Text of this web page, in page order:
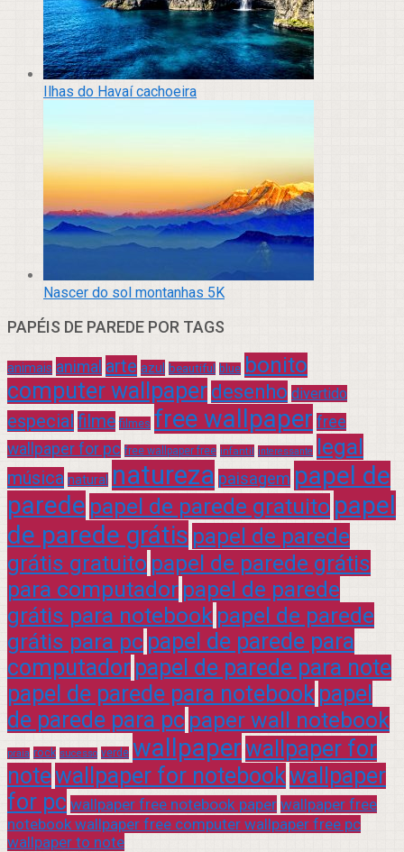
Ilhas do Havaí cachoeira
Nascer do sol montanhas 5K
PAPÉIS DE PAREDE POR TAGS
animais animal arte azul beautiful blue bonito
computer wallpaper desenho divertido
especial filme filmes free wallpaper free
wallpaper for pc free wallpaper free infantil interessante legal
música natural natureza paisagem papel de
parede papel de parede gratuito papel
de parede grátis papel de parede
grátis gratuito papel de parede grátis
para computador papel de parede
grátis para notebook papel de parede
grátis para pc papel de parede para
computador papel de parede para note
papel de parede para notebook papel
de parede para pc paper wall notebook
praia rock sucesso verde wallpaperwallpaper for
notewallpaper for notebookwallpaper
for pc wallpaper free notebook paper wallpaper free
notebook wallpaper free computer wallpaper free pc
wallpaper to note